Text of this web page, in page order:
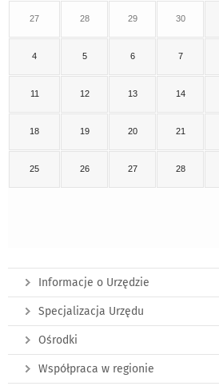
27 28 29 30
4 5 6 7
11 12 13 14
18 19 20 21
25 26 27 28
Informacje o Urzędzie
Specjalizacja Urzędu
Ośrodki
Współpraca w regionie